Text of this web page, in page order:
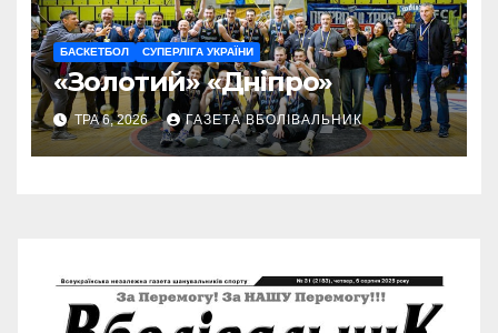
БАСКЕТБОЛ СУПЕРЛІГА УКРАЇНИ
«Золотий» «Дніпро»
ТРА 6, 2026 ГАЗЕТА ВБОЛІВАЛЬНИК